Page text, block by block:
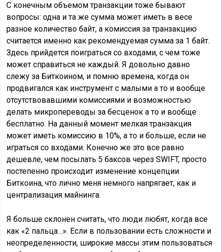
С конечным объемом транзакции тоже бывают
вопросы: одна и та же сумма может иметь в весе
разное количество байт, а комиссия за транзакцию
считается именно как рекомендуемая сумма за 1 байт.
Здесь прийдется поиграться со входами, с чем тоже
может справиться не каждый. Я довольно давно
слежу за Биткоином, и помню времена, когда он
продвигался как инструмент с малыми а то и вообще
отсутствовавшими комиссиями и возможностью
делать микропереводы за бесценок а то и вообще
бесплатно. На данный момент мелкая транзакция
может иметь комиссию в 10%, а то и больше, если не
играться со входами. Конечно же это все равно
дешевле, чем посылать 5 баксов через SWIFT, просто
постепенно происходит изменение концепции
Биткоина, что лично меня немного напрягает, как и
централизация майнинга.
Я больше склонен считать, что люди любят, когда все
как «2 пальца…». Если в пользовании есть сложности и
неопределенности, широкие массы этим пользоваться